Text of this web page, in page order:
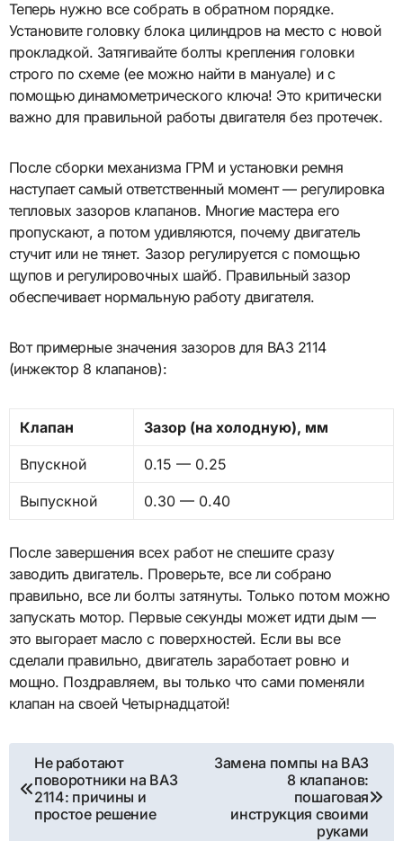
Теперь нужно все собрать в обратном порядке.
Установите головку блока цилиндров на место с новой
прокладкой. Затягивайте болты крепления головки
строго по схеме (ее можно найти в мануале) и с
помощью динамометрического ключа! Это критически
важно для правильной работы двигателя без протечек.
После сборки механизма ГРМ и установки ремня
наступает самый ответственный момент — регулировка
тепловых зазоров клапанов. Многие мастера его
пропускают, а потом удивляются, почему двигатель
стучит или не тянет. Зазор регулируется с помощью
щупов и регулировочных шайб. Правильный зазор
обеспечивает нормальную работу двигателя.
Вот примерные значения зазоров для ВАЗ 2114
(инжектор 8 клапанов):
Клапан Зазор (на холодную), мм
Впускной 0.15 — 0.25
Выпускной 0.30 — 0.40
После завершения всех работ не спешите сразу
заводить двигатель. Проверьте, все ли собрано
правильно, все ли болты затянуты. Только потом можно
запускать мотор. Первые секунды может идти дым —
это выгорает масло с поверхностей. Если вы все
сделали правильно, двигатель заработает ровно и
мощно. Поздравляем, вы только что сами поменяли
клапан на своей Четырнадцатой!
Навигация
по
записям
Не работают
поворотники на ВАЗ
2114: причины и
простое решение
Замена помпы на ВАЗ
8 клапанов:
пошаговая
инструкция своими
руками